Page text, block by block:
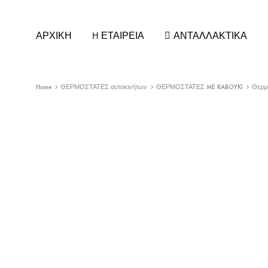
ΑΡΧΙΚΗ H ΕΤΑΙΡΕΙΑ ΑΝΤΑΛΛΑΚΤΙΚΑ
Home ΘΕΡΜΟΣΤΑΤΕΣ αυτοκινήτων ΘΕΡΜΟΣΤΑΤΕΣ ME KABOYKI